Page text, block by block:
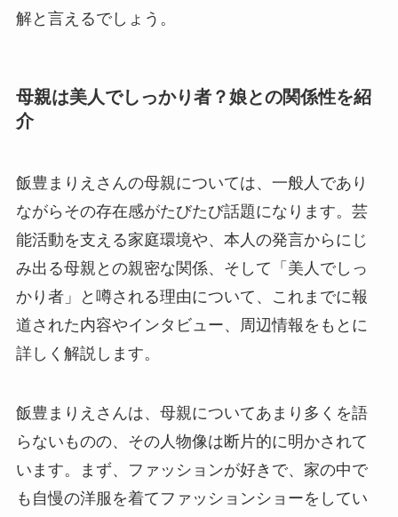
解と言えるでしょう。
母親は美人でしっかり者？娘との関係性を紹
介
飯豊まりえさんの母親については、一般人であり
ながらその存在感がたびたび話題になります。芸
能活動を支える家庭環境や、本人の発言からにじ
み出る母親との親密な関係、そして「美人でしっ
かり者」と噂される理由について、これまでに報
道された内容やインタビュー、周辺情報をもとに
詳しく解説します。
飯豊まりえさんは、母親についてあまり多くを語
らないものの、その人物像は断片的に明かされて
います。まず、ファッションが好きで、家の中で
も自慢の洋服を着てファッションショーをしてい